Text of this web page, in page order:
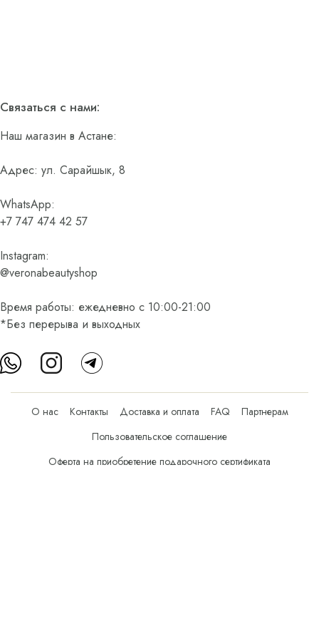
Связаться с нами:
Наш магазин в Астане:
Адрес: ул. Сарайшык, 8
WhatsApp:
+7 747 474 42 57
Instagram:
@veronabeautyshop
Время работы: ежедневно с 10:00-21:00
*Без перерыва и выходных
О нас Контакты Доставка и оплата FAQ
Партнерам
Пользовательское соглашение
Оферта на приобретение подарочного сертификата